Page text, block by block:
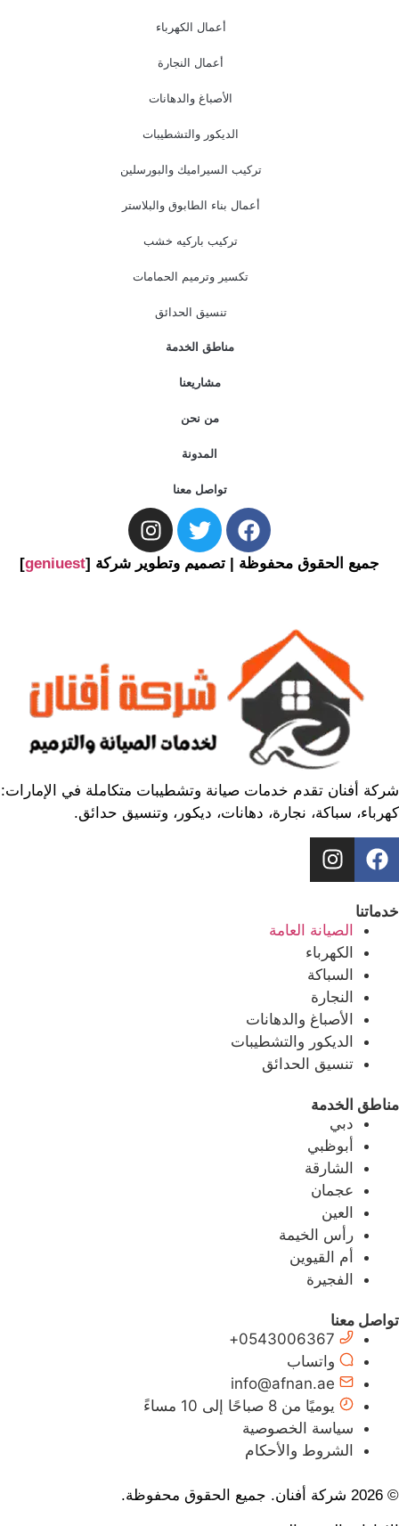
أعمال الكهرباء
أعمال النجارة
الأصباغ والدهانات
الديكور والتشطيبات
تركيب السيراميك والبورسلين
أعمال بناء الطابوق والبلاستر
تركيب باركيه خشب
تكسير وترميم الحمامات
تنسيق الحدائق
مناطق الخدمة
مشاريعنا
من نحن
المدونة
تواصل معنا
جميع الحقوق محفوظة | تصميم وتطوير شركة [geniuest
]
شركة أفنان تقدم خدمات صيانة وتشطيبات متكاملة في الإمارات:
كهرباء، سباكة، نجارة، دهانات، ديكور، وتنسيق حدائق.
خدماتنا
الصيانة العامة
الكهرباء
السباكة
النجارة
الأصباغ والدهانات
الديكور والتشطيبات
تنسيق الحدائق
مناطق الخدمة
دبي
أبوظبي
الشارقة
عجمان
العين
رأس الخيمة
أم القيوين
الفجيرة
تواصل معنا
0543006367+
واتساب
info@afnan.ae
يوميًا من 8 صباحًا إلى 10 مساءً
سياسة الخصوصية
الشروط والأحكام
© 2026 شركة أفنان. جميع الحقوق محفوظة.